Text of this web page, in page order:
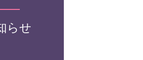
らせ